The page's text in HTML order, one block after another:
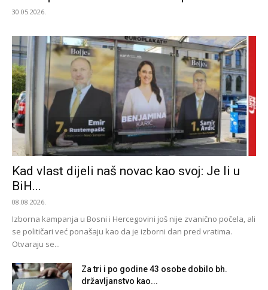
30.05.2026.
Kad vlast dijeli naš novac kao svoj: Je li u
BiH...
08.08.2026.
Izborna kampanja u Bosni i Hercegovini još nije zvanično počela, ali
se političari već ponašaju kao da je izborni dan pred vratima.
Otvaraju se...
Za tri i po godine 43 osobe dobilo bh.
državljanstvo kao...